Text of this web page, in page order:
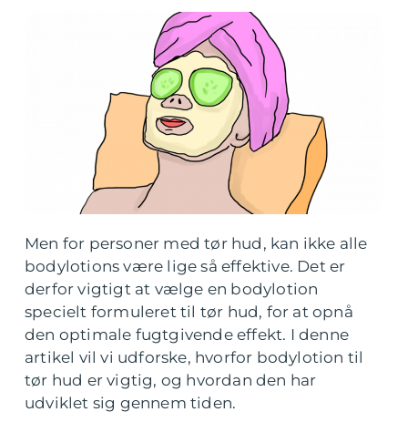
Men for personer med tør hud, kan ikke alle
bodylotions være lige så effektive. Det er
derfor vigtigt at vælge en bodylotion
specielt formuleret til tør hud, for at opnå
den optimale fugtgivende effekt. I denne
artikel vil vi udforske, hvorfor bodylotion til
tør hud er vigtig, og hvordan den har
udviklet sig gennem tiden.